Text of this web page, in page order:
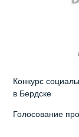
Конкурс
в Бердске
Голосование